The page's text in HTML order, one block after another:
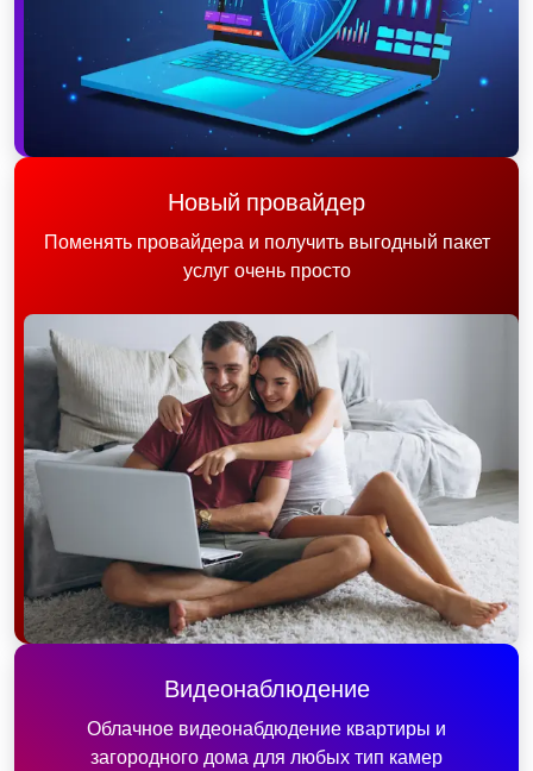
Новый провайдер
Поменять провайдера и получить выгодный пакет
услуг очень просто
Видеонаблюдение
Облачное видеонабдюдение квартиры и
загородного дома для любых тип камер